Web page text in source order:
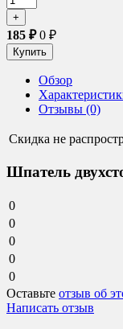
185 ₽0 ₽
Обзор
Отзывы (0)
Скидка не
Шпатель
0
0
0
0
0
Оставьте отзыв об
Написать отзыв